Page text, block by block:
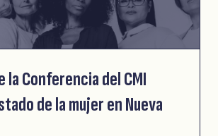
la Conferencia del CMI
de la mujer en Nueva